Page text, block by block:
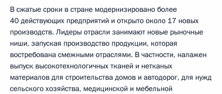
В сжатые сроки в стране модернизировано более
40 действующих предприятий и открыто около 17 новых
производств. Лидеры отрасли занимают новые рыночные
ниши, запуская производство продукции, которая
востребована смежными отраслями. В частности, налажен
выпуск высокотехнологичных тканей и нетканых
материалов для строительства домов и автодорог, для нужд
сельского хозяйства, медицинской и мебельной